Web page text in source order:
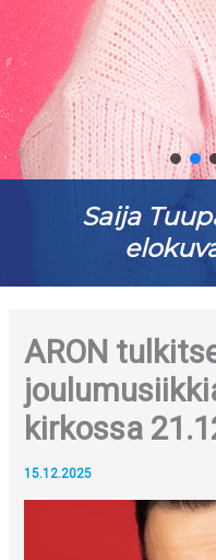
Saija
ARON
kirkossa
15.12.2025